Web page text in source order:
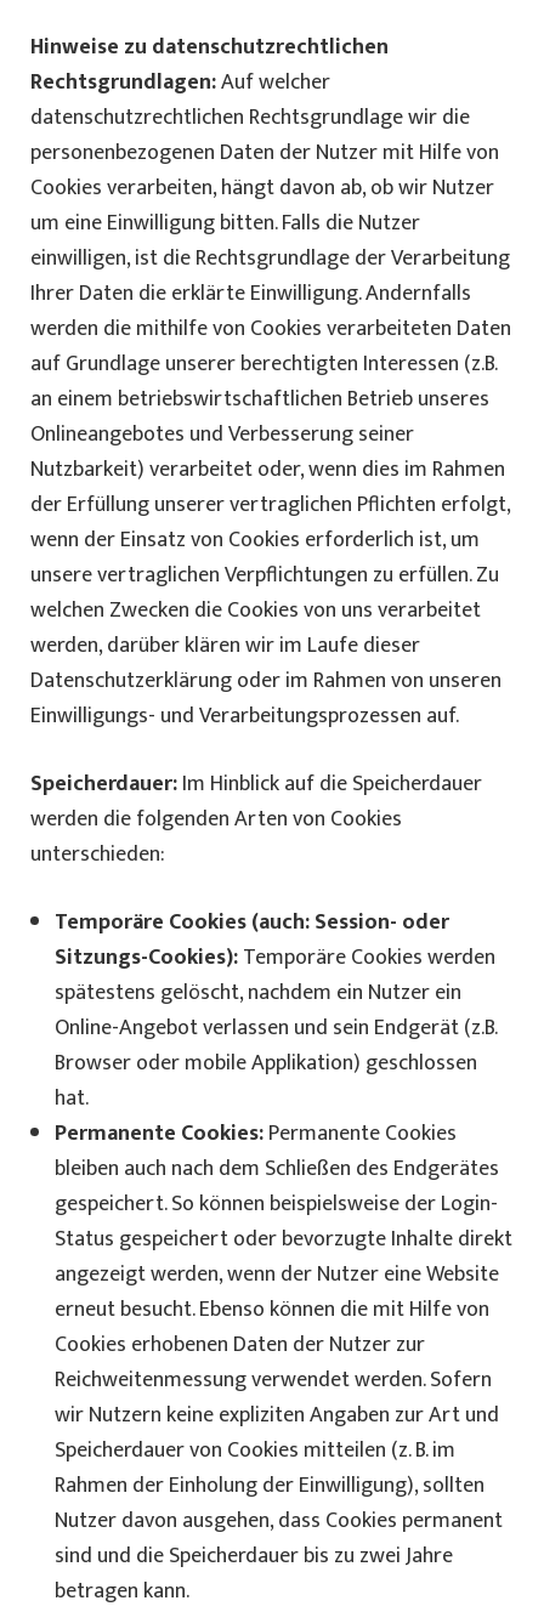
Hinweise zu datenschutzrechtlichen
Rechtsgrundlagen:Auf welcher
datenschutzrechtlichen Rechtsgrundlage wir die
personenbezogenen Daten der Nutzer mit Hilfe von
Cookies verarbeiten, hängt davon ab, ob wir Nutzer
um eine Einwilligung bitten. Falls die Nutzer
einwilligen, ist die Rechtsgrundlage der Verarbeitung
Ihrer Daten die erklärte Einwilligung. Andernfalls
werden die mithilfe von Cookies verarbeiteten Daten
auf Grundlage unserer berechtigten Interessen (z.B.
an einem betriebswirtschaftlichen Betrieb unseres
Onlineangebotes und Verbesserung seiner
Nutzbarkeit) verarbeitet oder, wenn dies im Rahmen
der Erfüllung unserer vertraglichen Pflichten erfolgt,
wenn der Einsatz von Cookies erforderlich ist, um
unsere vertraglichen Verpflichtungen zu erfüllen. Zu
welchen Zwecken die Cookies von uns verarbeitet
werden, darüber klären wir im Laufe dieser
Datenschutzerklärung oder im Rahmen von unseren
Einwilligungs- und Verarbeitungsprozessen auf.
Speicherdauer:Im Hinblick auf die Speicherdauer
werden die folgenden Arten von Cookies
unterschieden:
Temporäre Cookies (auch: Session- oder
Sitzungs-Cookies):Temporäre Cookies werden
spätestens gelöscht, nachdem ein Nutzer ein
Online-Angebot verlassen und sein Endgerät (z.B.
Browser oder mobile Applikation) geschlossen
hat.
Permanente Cookies:Permanente Cookies
bleiben auch nach dem Schließen des Endgerätes
gespeichert. So können beispielsweise der Login-
Status gespeichert oder bevorzugte Inhalte direkt
angezeigt werden, wenn der Nutzer eine Website
erneut besucht. Ebenso können die mit Hilfe von
Cookies erhobenen Daten der Nutzer zur
Reichweitenmessung verwendet werden. Sofern
wir Nutzern keine expliziten Angaben zur Art und
Speicherdauer von Cookies mitteilen (z. B. im
Rahmen der Einholung der Einwilligung), sollten
Nutzer davon ausgehen, dass Cookies permanent
sind und die Speicherdauer bis zu zwei Jahre
betragen kann.